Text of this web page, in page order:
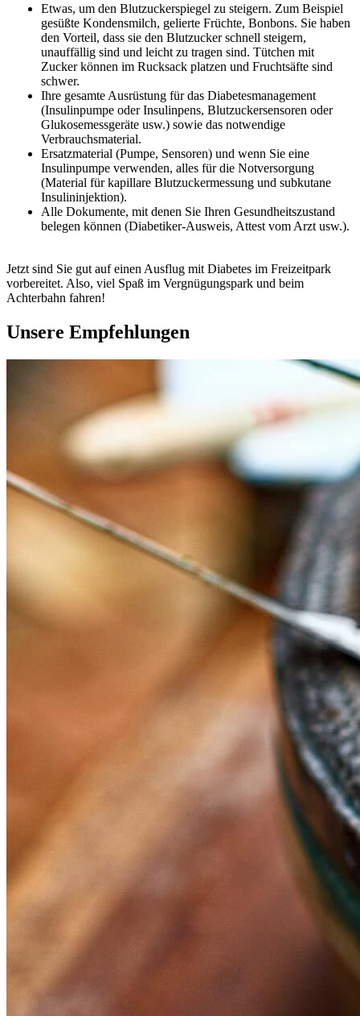
Etwas, um den Blutzuckerspiegel zu steigern. Zum Beispiel
gesüßte Kondensmilch, gelierte Früchte, Bonbons. Sie haben
den Vorteil, dass sie den Blutzucker schnell steigern,
unauffällig sind und leicht zu tragen sind. Tütchen mit
Zucker können im Rucksack platzen und Fruchtsäfte sind
schwer.
Ihre gesamte Ausrüstung für das Diabetesmanagement
(Insulinpumpe oder Insulinpens, Blutzuckersensoren oder
Glukosemessgeräte usw.) sowie das notwendige
Verbrauchsmaterial.
Ersatzmaterial (Pumpe, Sensoren) und wenn Sie eine
Insulinpumpe verwenden, alles für die Notversorgung
(Material für kapillare Blutzuckermessung und subkutane
Insulininjektion).
Alle Dokumente, mit denen Sie Ihren Gesundheitszustand
belegen können (Diabetiker-Ausweis, Attest vom Arzt usw.).
Jetzt sind Sie gut auf einen Ausflug mit Diabetes im Freizeitpark
vorbereitet. Also, viel Spaß im Vergnügungspark und beim
Achterbahn fahren!
Unsere Empfehlungen